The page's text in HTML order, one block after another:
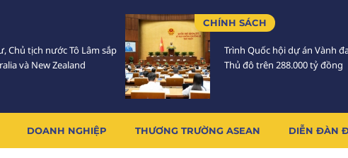
Chủ tịch nước Tô Lâm sắp
và New Zealand
CHÍNH SÁCH
Trình Quốc hội dự án Vành
Thủ đô trên 288.000 tỷ đồng
DOANH NGHIỆP THƯƠNG TRƯỜNG ASEAN DIỄN ĐÀN